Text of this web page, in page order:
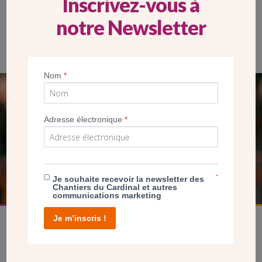
Le pianiste Tanguy de Williencourt a interprété des morceaux du
compositeur César Franck, auquel il consacre son dernier album.
SEUL VOTRE DON
NOUS PERMET D’AGIR
FAIRE UN DON
notre Newsletter
Nom*
Adresse électronique*
Je souhaite recevoir la newsletter des
Chantiers du Cardinal et autres
communications marketing
*
Je m’inscris !